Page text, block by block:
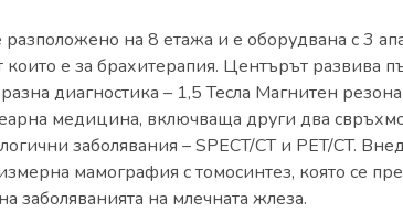
на 8 етажа и е оборудвана с 3
които е за брахитерапия. Центърът развива
диагностика – 1,5 Тесла Магнитен
медицина, включваща други два
заболявания – SPECT/CT и PET/CT.
мамография с томосинтез, която се
заболяванията на млечната жлеза.